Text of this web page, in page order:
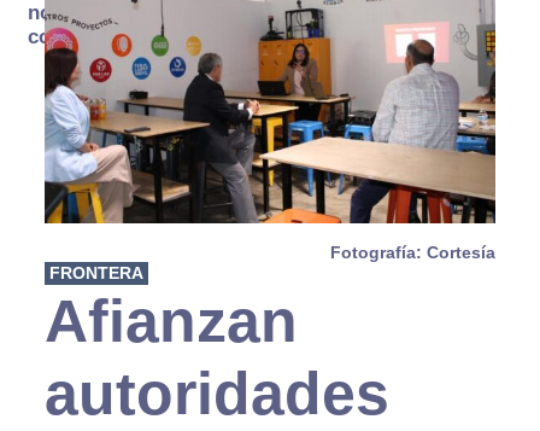
no se
consume
Fotografía: Cortesía
FRONTERA
Afianzan
autoridades